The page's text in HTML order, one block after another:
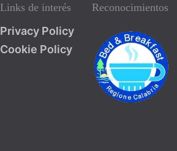
Links de interés
Privacy Policy
Cookie Policy
Reconocimientos